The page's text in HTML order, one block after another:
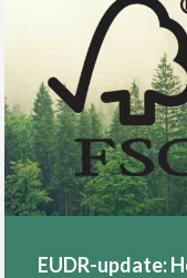
EUDR-update: